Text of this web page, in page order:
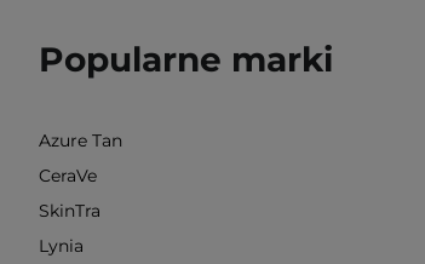
Popularne marki
Azure Tan
CeraVe
SkinTra
Lynia